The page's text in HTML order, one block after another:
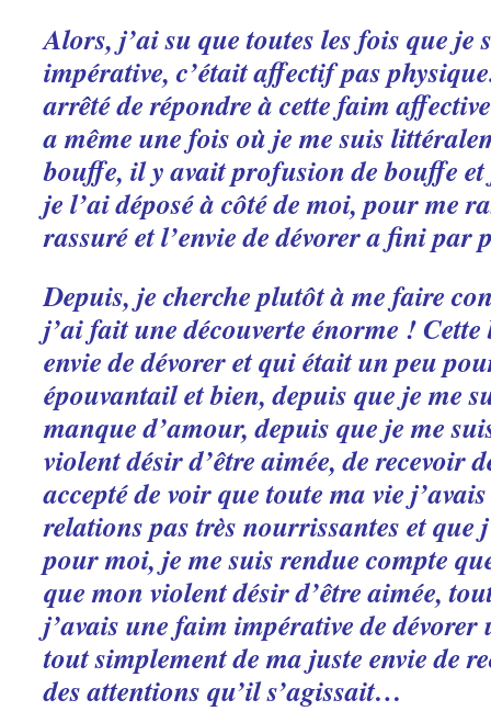
Alors, j’ai su que toutes les fois que je
impérative, c’était affectif pas
arrêté de répondre à cette faim
a même une fois où je me suis
bouffe, il y avait profusion de bouffe
je l’ai déposé à côté de moi, pour me
rassuré et l’envie de dévorer a fini
Depuis, je cherche plutôt à me faire
j’ai fait une découverte énorme ! Cette
envie de dévorer et qui était un peu
épouvantail et bien, depuis que je me
manque d’amour, depuis que je me
violent désir d’être aimée, de recevoir
accepté de voir que toute ma vie
relations pas très nourrissantes et que
pour moi, je me suis rendue compte
que mon violent désir d’être aimée,
j’avais une faim impérative de dévorer
tout simplement de ma juste envie de
des attentions qu’il s’agissait…